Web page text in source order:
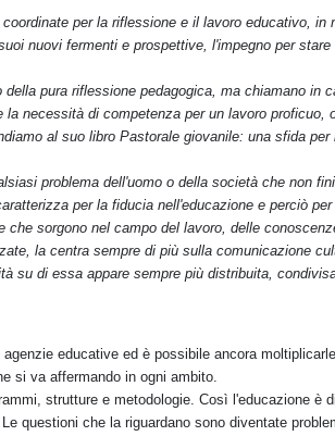
per la riflessione e il lavoro educativo, in
nuovi fermenti e prospettive, l'impegno per
pura riflessione pedagogica, ma chiamano in
necessità di competenza per un lavoro proficuo,
al suo libro Pastorale giovanile: una sfida
problema dell'uomo o della società che non
per la fiducia nell'educazione e perciò
che sorgono nel campo del lavoro, delle
la centra sempre di più sulla comunicazione
su di essa appare sempre più distribuita,
educative ed è possibile ancora
si va affermando in ogni ambito.
strutture e metodologie. Così l'educazione è
questioni che la riguardano sono diventate